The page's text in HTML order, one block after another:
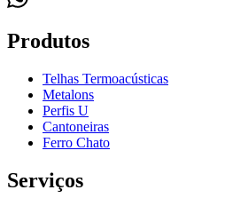
Produtos
Telhas Termoacústicas
Metalons
Perfis U
Cantoneiras
Ferro Chato
Serviços